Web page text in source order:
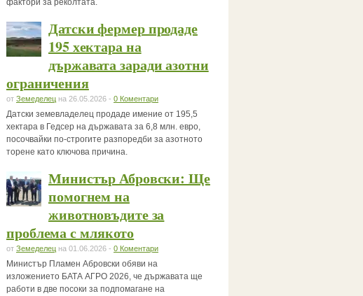
фактори за реколтата.
Датски фермер продаде
195 хектара на
държавата заради азотни
ограничения
от Земеделец на 26.05.2026 - 0 Коментари
Датски земевладелец продаде имение от 195,5
хектара в Гедсер на държавата за 6,8 млн. евро,
посочвайки по-строгите разпоредби за азотното
торене като ключова причина.
Министър Абровски: Ще
помогнем на
животновъдите за
проблема с млякото
от Земеделец на 01.06.2026 - 0 Коментари
Министър Пламен Абровски обяви на
изложението БАТА АГРО 2026, че държавата ще
работи в две посоки за подпомагане на